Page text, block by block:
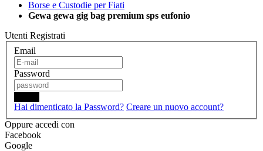
Borse e Custodie per Fiati
Gewa gewa gig bag premium sps eufonio
Utenti Registrati
Email
Password
Hai dimenticato la Password? Creare un nuovo account?
Oppure accedi con
Facebook
Google